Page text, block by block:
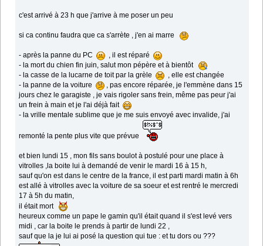
c'est arrivé à 23 h que j'arrive à me poser un peu
si ca continu faudra que ca s'arrète , j'en ai marre
- après la panne du PC
, il est réparé
- la mort du chien fin juin, salut mon pépère et à bientôt
- la casse de la lucarne de toit par la grèle
, elle est changée
- la panne de la voiture
, pas encore réparée, je l'emmène dans 15
jours chez le garagiste , je vais rigoler sans frein, même pas peur j'ai
un frein à main et je l'ai déjà fait
- la vrille mentale sublime que je me suis envoyé avec invalide, j'ai
remonté la pente plus vite que prévue
et bien lundi 15 , mon fils sans boulot à postulé pour une place à
vitrolles ,la boite lui à demandé de venir le mardi 16 à 15 h,
sauf qu'on est dans le centre de la france, il est parti mardi matin à 6h
est allé à vitrolles avec la voiture de sa soeur et est rentré le mercredi
17 à 5h du matin,
il était mort
heureux comme un pape le gamin qu'il était quand il s'est levé vers
midi , car la boite le prends à partir de lundi 22 ,
sauf que la je lui ai posé la question qui tue : et tu dors ou ???